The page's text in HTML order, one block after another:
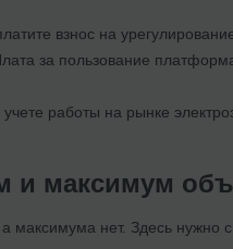
взнос на
за пользование
работы на рынке
и максимум
максимума нет. Здесь нужно